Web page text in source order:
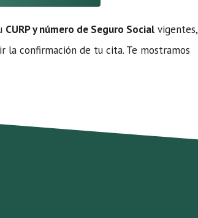
CURP y número de Seguro Social vigentes,
la confirmación de tu cita. Te mostramos